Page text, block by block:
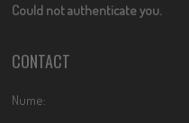
Could not authenticate you.
CONTACT
Nume: